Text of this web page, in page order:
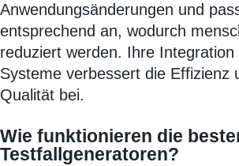
Anwendungsänderungen und
entsprechend an, wodurch
reduziert werden. Ihre
Systeme verbessert die Effizienz
Qualität bei.
Wie funktionieren die
Testfallgeneratoren?